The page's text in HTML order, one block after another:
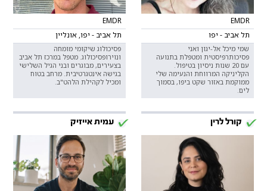
EMDR
תל אביב - יפו
שמי מיכל אל-יגון ואני
פסיכותרפיסטית ומטפלת בתנועה
עם 20 שנות ניסיון בטיפול.
הקליניקה המרווחת והנעימה שלי
ממוקמת באזור שקט ביפו, בסמוך
לים.
EMDR
תל אביב - יפו, אונליין
פסיכולוג שיקומי מומחה
ונוירופסיכולוג. מטפל במרכז תל אביב
בצעירים, מבוגרים ובני הגיל השלישי
בגישה אינטגרטיבית. מרחב בטוח
ומכיל לקהילת הלהט"ב.
קורל לרין עמית אייזיק